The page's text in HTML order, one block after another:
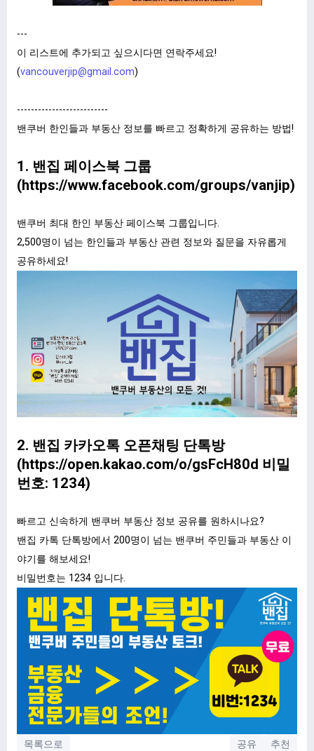
---
이 리스트에 추가되고 싶으시다면 연락주세요!
(vancouverjip@gmail.com)
--------------------------
밴쿠버 한인들과 부동산 정보를 빠르고 정확하게 공유하는 방법!
1. 밴집 페이스북 그룹
(https://www.facebook.com/groups/vanjip)
밴쿠버 최대 한인 부동산 페이스북 그룹입니다.
2,500명이 넘는 한인들과 부동산 관련 정보와 질문을 자유롭게
공유하세요!
2. 밴집 카카오톡 오픈채팅 단톡방
(https://open.kakao.com/o/gsFcH80d 비밀
번호: 1234)
빠르고 신속하게 밴쿠버 부동산 정보 공유를 원하시나요?
밴집 카톡 단톡방에서 200명이 넘는 밴쿠버 주민들과 부동산 이
야기를 해보세요!
비밀번호는 1234 입니다.
목록으로 공유 추천